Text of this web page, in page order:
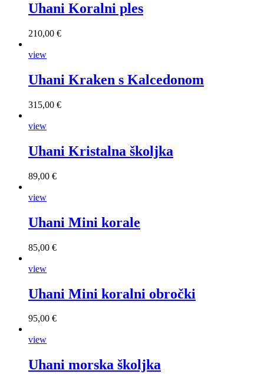
Uhani Koralni ples
210,00 €
view
Uhani Kraken s Kalcedonom
315,00 €
view
Uhani Kristalna školjka
89,00 €
view
Uhani Mini korale
85,00 €
view
Uhani Mini koralni obročki
95,00 €
view
Uhani morska školjka